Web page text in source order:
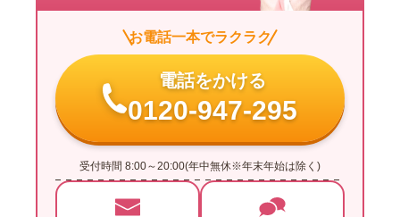
お電話一本でラクラク
電話をかける
0120-947-295
受付時間 8:00～20:00(年中無休※年末年始は除く)